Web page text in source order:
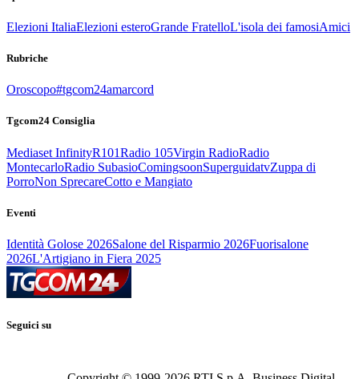
Elezioni ItaliaElezioni esteroGrande FratelloL'isola dei famosiAmici
Rubriche
Oroscopo#tgcom24amarcord
Tgcom24 Consiglia
Mediaset InfinityR101Radio 105Virgin RadioRadio
MontecarloRadio SubasioComingsoonSuperguidatvZuppa di
PorroNon SprecareCotto e Mangiato
Eventi
Identità Golose 2026Salone del Risparmio 2026Fuorisalone
2026L'Artigiano in Fiera 2025
Seguici su